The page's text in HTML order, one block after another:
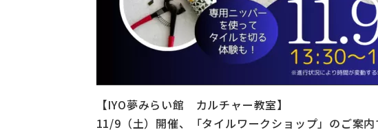
【IYO夢みらい館 カルチャー教室】
11/9（土）開催、「タイルワークショップ」のご案内